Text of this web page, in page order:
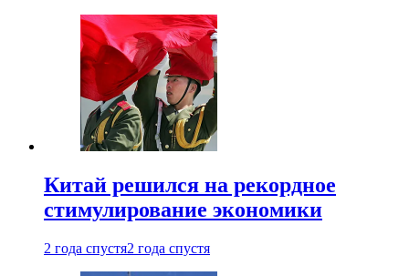
Китай решился на рекордное
стимулирование экономики
2 года спустя2 года спустя